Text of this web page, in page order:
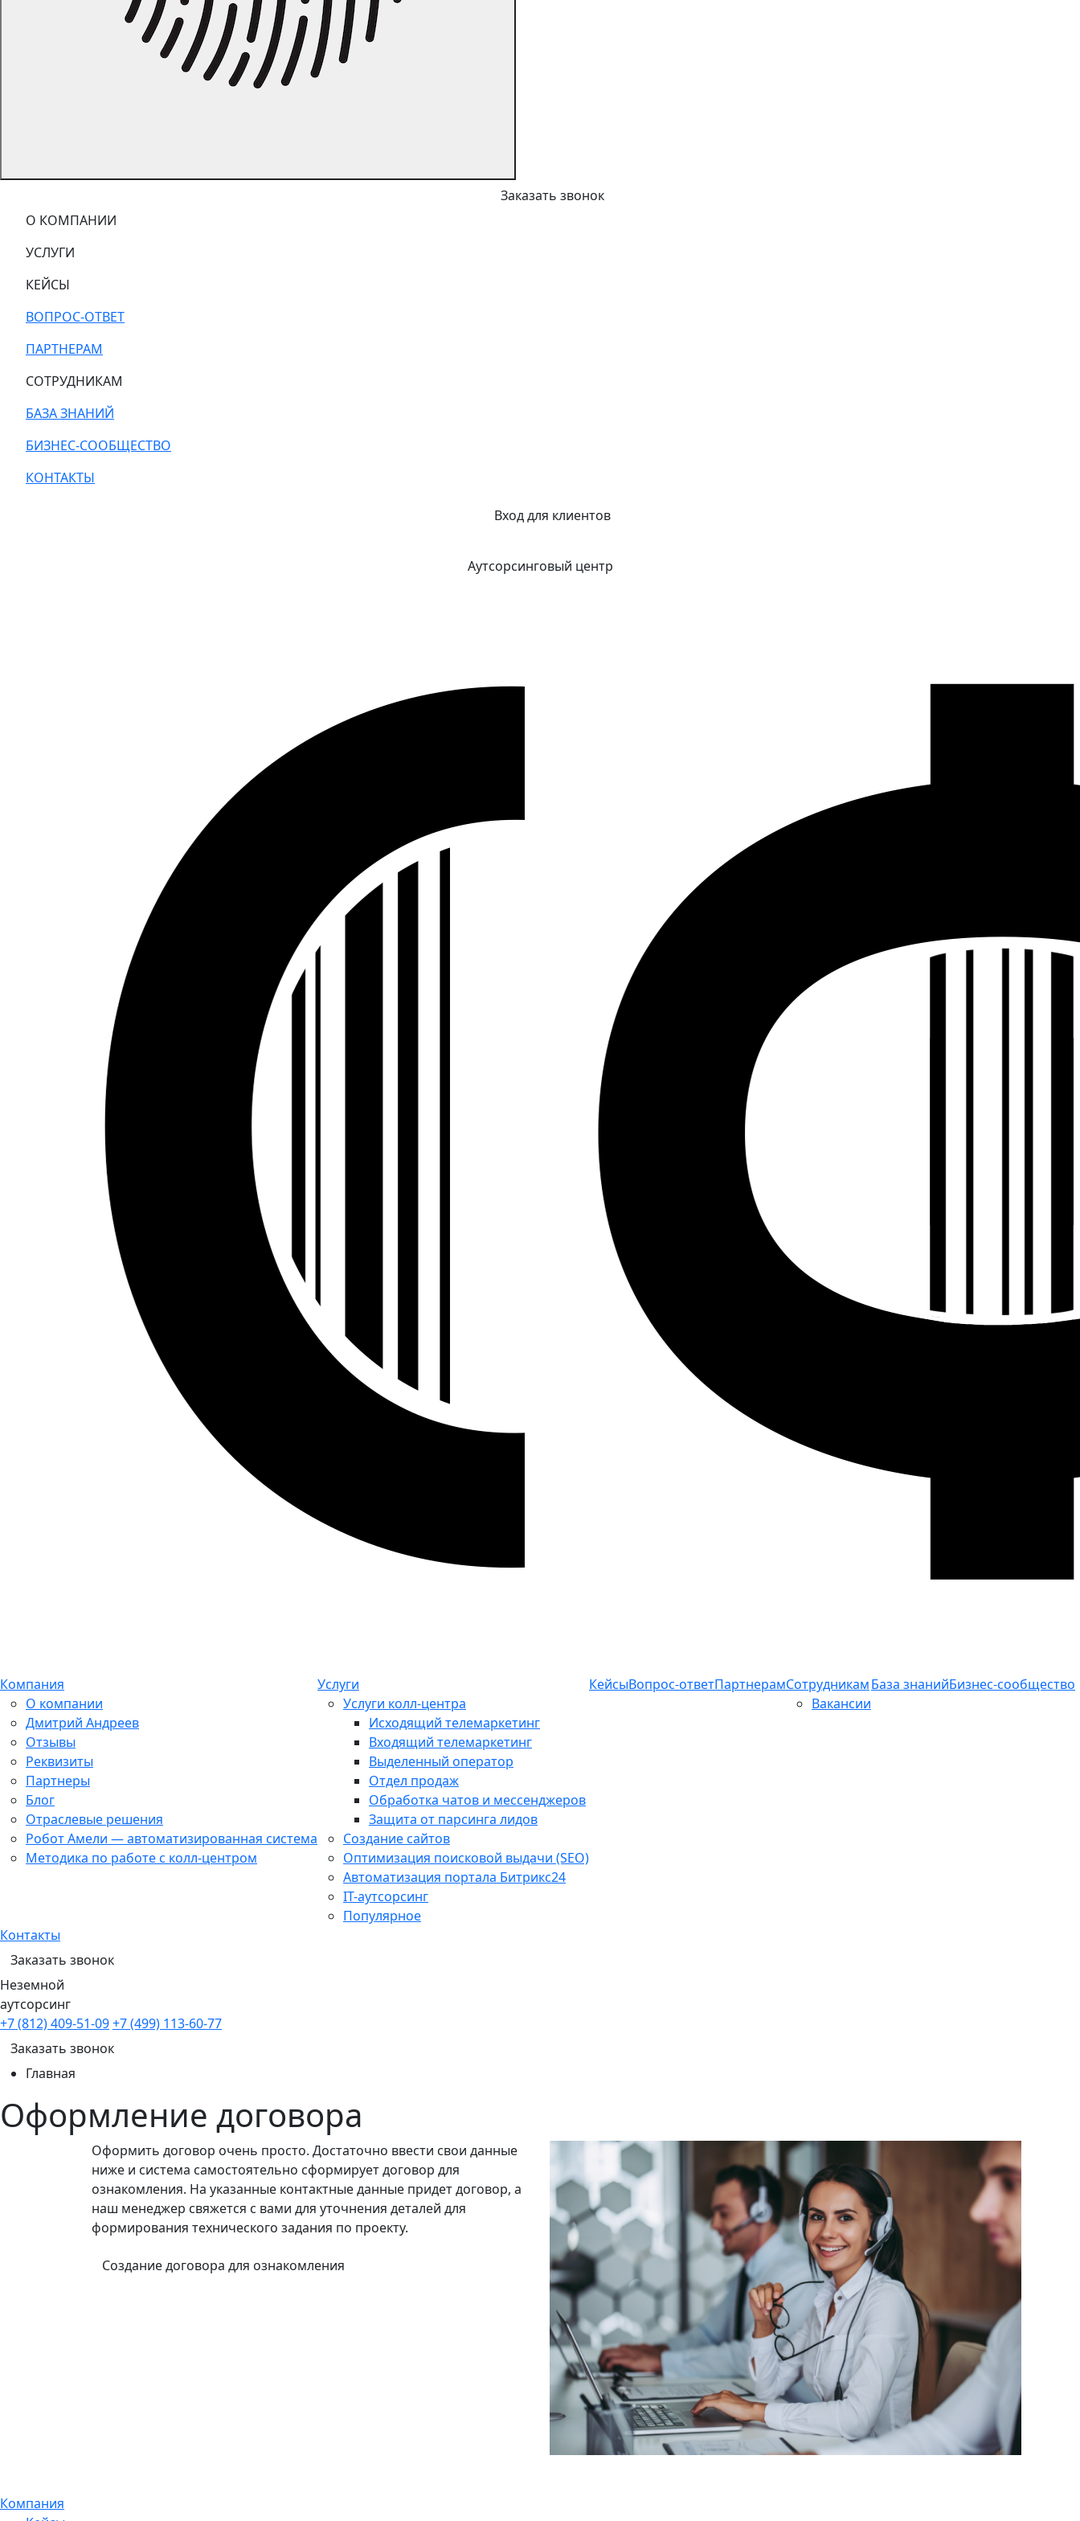
Заказать звонок
О КОМПАНИИ
УСЛУГИ
КЕЙСЫ
ВОПРОС-ОТВЕТ
ПАРТНЕРАМ
СОТРУДНИКАМ
БАЗА ЗНАНИЙ
БИЗНЕС-СООБЩЕСТВО
КОНТАКТЫ
Вход для клиентов
Аутсорсинговый центр
Компания
О компании
Дмитрий Андреев
Отзывы
Реквизиты
Партнеры
Блог
Отраслевые решения
Робот Амели — автоматизированная система
Методика по работе с колл-центром
Услуги
Услуги колл-центра
Исходящий телемаркетинг
Входящий телемаркетинг
Выделенный оператор
Отдел продаж
Обработка чатов и мессенджеров
Защита от парсинга лидов
Создание сайтов
Оптимизация поисковой выдачи (SEO)
Автоматизация портала Битрикс24
IT-аутсорсинг
Популярное
КейсыВопрос-ответПартнерамСотрудникам
Вакансии
База знанийБизнес-сообщество
Контакты
Заказать звонок
Неземной
аутсорсинг
+7 (812) 409-51-09+7 (499) 113-60-77
Заказать звонок
Главная
Оформление договора
Оформить договор очень просто. Достаточно ввести свои данные
ниже и система самостоятельно сформирует договор для
ознакомления. На указанные контактные данные придет договор, а
наш менеджер свяжется с вами для уточнения деталей для
формирования технического задания по проекту.
Создание договора для ознакомления
Компания